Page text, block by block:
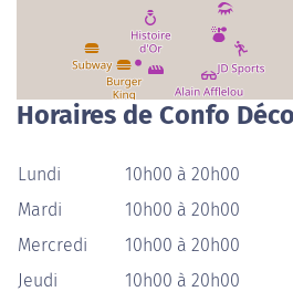
Horaires de Confo
Lundi
10h00 à 20h00
Mardi
10h00 à 20h00
Mercredi
10h00 à 20h00
Jeudi
10h00 à 20h00